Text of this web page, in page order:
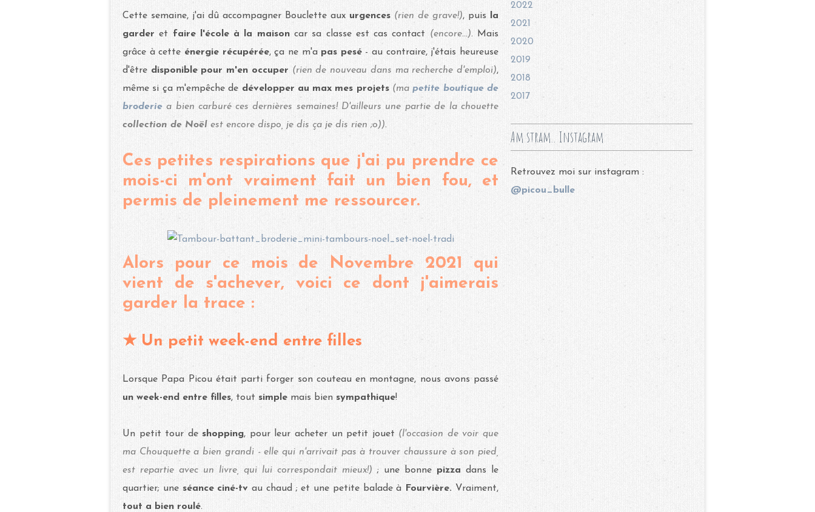
Cette semaine, j'ai dû accompagner Bouclette aux urgences (rien de grave!), puis
la
garderet faire l'école à la maisoncar sa classe est cas contact (encore...). Mais
grâce à cette énergie récupérée, ça ne m'a pas pesé - au contraire, j'étais heureuse
d'être disponible pour m'en occuper (rien de nouveau dans ma recherche d'emploi),
même si ça m'empêche de développer au max mes projets (mapetite boutique de
broderie a bien carburé ces dernières semaines! D'ailleurs une partie de la chouette
collection de Noël est encore dispo, je dis ça je dis rien ;o)).
Ces petites respirations que j'ai pu prendre ce
mois-ci m'ont vraiment fait un bien fou, et
permis de pleinement me ressourcer.
Alors pour ce mois de Novembre 2021 qui
vient de s'achever, voici ce dont j'aimerais
garder la trace :
★ Un petit week-end entre filles
Lorsque Papa Picou était parti forger son couteau en montagne, nous avons passé
un week-end entre filles, tout simple mais bien sympathique!
Un petit tour de shopping, pour leur acheter un petit jouet (l'occasion de voir que
ma Chouquette a bien grandi - elle qui n'arrivait pas à trouver chaussure à son pied,
est repartie avec un livre, qui lui correspondait mieux!) ; une bonne pizza dans le
quartier; une séance ciné-tvau chaud ; et une petite balade à Fourvière. Vraiment,
tout a bien roulé.
2022
2021
2020
2019
2018
2017
Am stram.. Instagram
Retrouvez moi sur instagram :
@picou_bulle